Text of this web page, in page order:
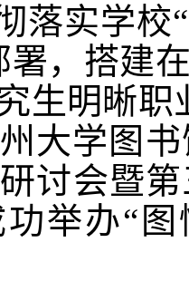
落实学校
署，搭建
生明晰职
大学 图
讨会暨
功举办“